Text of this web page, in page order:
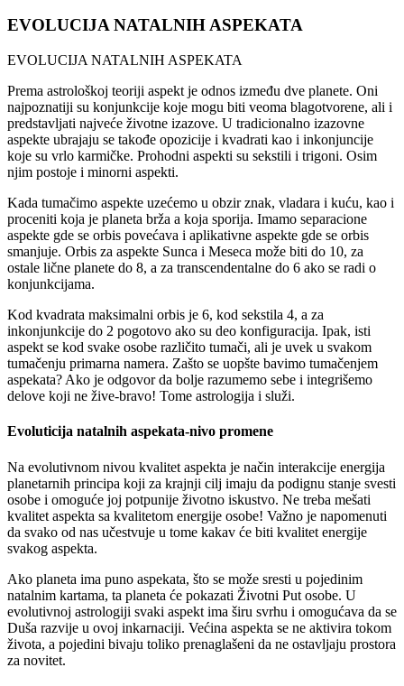
EVOLUCIJA NATALNIH ASPEKATA
EVOLUCIJA NATALNIH ASPEKATA
Prema astrološkoj teoriji aspekt je odnos između dve planete. Oni
najpoznatiji su konjunkcije koje mogu biti veoma blagotvorene, ali i
predstavljati najveće životne izazove. U tradicionalno izazovne
aspekte ubrajaju se takođe opozicije i kvadrati kao i inkonjuncije
koje su vrlo karmičke. Prohodni aspekti su sekstili i trigoni. Osim
njim postoje i minorni aspekti.
Kada tumačimo aspekte uzećemo u obzir znak, vladara i kuću, kao i
proceniti koja je planeta brža a koja sporija. Imamo separacione
aspekte gde se orbis povećava i aplikativne aspekte gde se orbis
smanjuje. Orbis za aspekte Sunca i Meseca može biti do 10, za
ostale lične planete do 8, a za transcendentalne do 6 ako se radi o
konjunkcijama.
Kod kvadrata maksimalni orbis je 6, kod sekstila 4, a za
inkonjunkcije do 2 pogotovo ako su deo konfiguracija. Ipak, isti
aspekt se kod svake osobe različito tumači, ali je uvek u svakom
tumačenju primarna namera. Zašto se uopšte bavimo tumačenjem
aspekata? Ako je odgovor da bolje razumemo sebe i integrišemo
delove koji ne žive-bravo! Tome astrologija i služi.
Evoluticija natalnih aspekata-nivo promene
Na evolutivnom nivou kvalitet aspekta je način interakcije energija
planetarnih principa koji za krajnji cilj imaju da podignu stanje svesti
osobe i omoguće joj potpunije životno iskustvo. Ne treba mešati
kvalitet aspekta sa kvalitetom energije osobe! Važno je napomenuti
da svako od nas učestvuje u tome kakav će biti kvalitet energije
svakog aspekta.
Ako planeta ima puno aspekata, što se može sresti u pojedinim
natalnim kartama, ta planeta će pokazati Životni Put osobe. U
evolutivnoj astrologiji svaki aspekt ima širu svrhu i omogućava da se
Duša razvije u ovoj inkarnaciji. Većina aspekta se ne aktivira tokom
života, a pojedini bivaju toliko prenaglašeni da ne ostavljaju prostora
za novitet.